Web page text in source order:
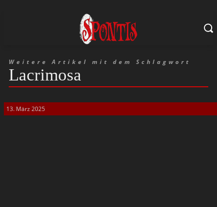
Weitere Artikel mit dem Schlagwort
Lacrimosa
13. März 2025